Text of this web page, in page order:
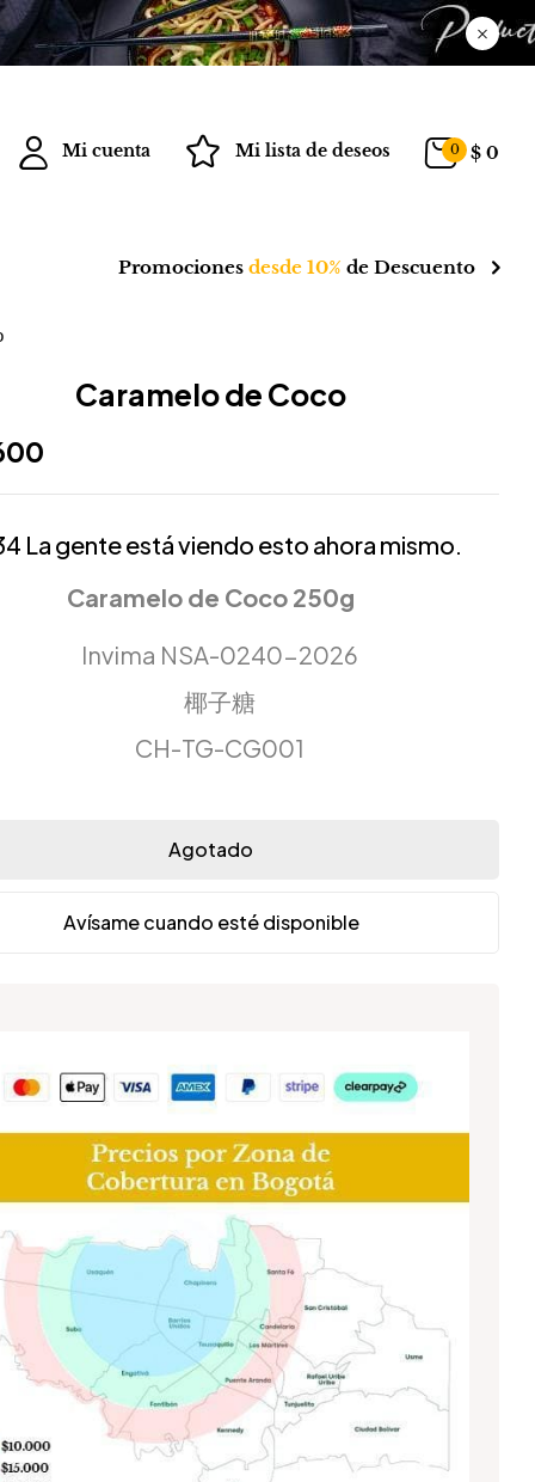
Mi cuenta Mi lista de deseos 0 $ 0
Promociones desde 10% de Descuento
Caramelo de Coco
La gente está viendo esto ahora mismo.
Caramelo de Coco 250g
Invima NSA-0240-2026
椰子糖
CH-TG-CG001
Agotado
Avísame cuando esté disponible